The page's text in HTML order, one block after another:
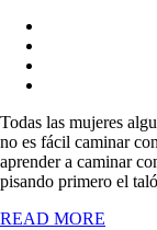
Todas las mujeres
no es fácil caminar
aprender a caminar
pisando primero el
READ MORE